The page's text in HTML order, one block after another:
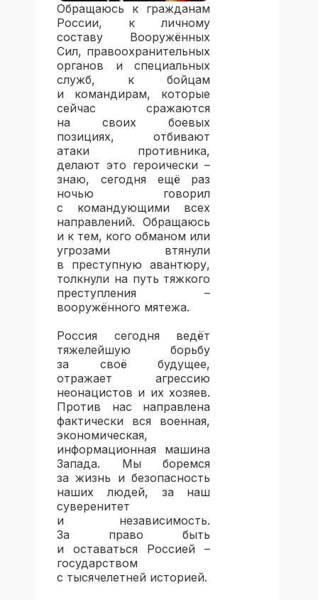
Обращаюсь к гражданам
России, к личному
составу Вооружённых
Сил, правоохранительных
органов и специальных
служб, к бойцам
и командирам, которые
сейчас сражаются
на своих боевых
позициях, отбивают
атаки противника,
делают это героически –
знаю, сегодня ещё раз
ночью говорил
с командующими всех
направлений. Обращаюсь
и к тем, кого обманом или
угрозами втянули
в преступную авантюру,
толкнули на путь тяжкого
преступления –
вооружённого мятежа.
Россия сегодня ведёт
тяжелейшую борьбу
за своё будущее,
отражает агрессию
неонацистов и их хозяев.
Против нас направлена
фактически вся военная,
экономическая,
информационная машина
Запада. Мы боремся
за жизнь и безопасность
наших людей, за наш
суверенитет
и независимость.
За право быть
и оставаться Россией –
государством
с тысячелетней историей.